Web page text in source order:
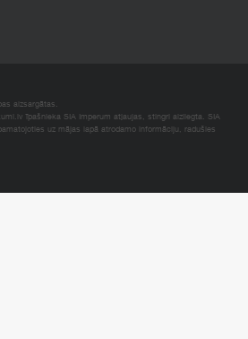
aizsargātas.
īpašnieka SIA Imperum atļaujas, stingri aizliegta. SIA
uz mājas lapā atrodamo informāciju, radušies